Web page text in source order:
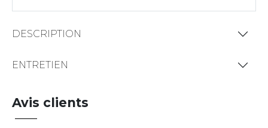
DESCRIPTION
ENTRETIEN
Avis clients